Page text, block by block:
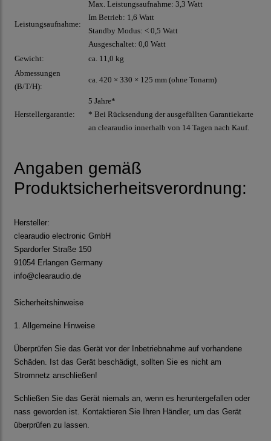
Leistungsaufnahme:
Max. Leistungsaufnahme: 3,3 Watt
Im Betrieb: 1,6 Watt
Standby Modus: < 0,5 Watt
Ausgeschaltet: 0,0 Watt
Gewicht:
ca. 11,0 kg
Abmessungen
(B/T/H):
ca. 420 × 330 × 125 mm (ohne Tonarm)
Herstellergarantie:
5 Jahre*
* Bei Rücksendung der ausgefüllten Garantiekarte
an clearaudio innerhalb von 14 Tagen nach Kauf.
Angaben gemäß
Produktsicherheitsverordnung:
Hersteller:
clearaudio electronic GmbH
Spardorfer Straße 150
91054 Erlangen Germany
info@clearaudio.de
Sicherheitshinweise
1. Allgemeine Hinweise
Überprüfen Sie das Gerät vor der Inbetriebnahme auf vorhandene
Schäden. Ist das Gerät beschädigt, sollten Sie es nicht am
Stromnetz anschließen!
Schließen Sie das Gerät niemals an, wenn es heruntergefallen oder
nass geworden ist. Kontaktieren Sie Ihren Händler, um das Gerät
überprüfen zu lassen.